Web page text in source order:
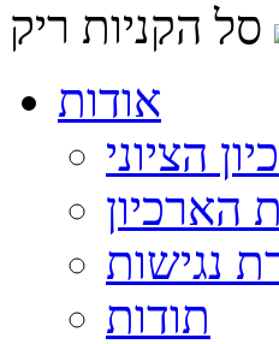
סל הקניות ריק
אודות
הציוני
הארכיון
נגישות
תודות